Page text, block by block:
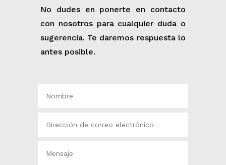
No dudes en ponerte en contacto
con nosotros para cualquier duda o
sugerencia. Te daremos respuesta lo
antes posible.